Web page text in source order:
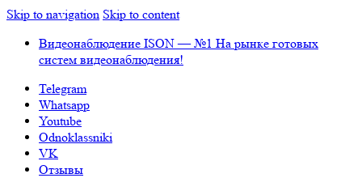
Skip to navigation Skip to content
Видеонаблюдение ISON — №1 На рынке готовых
систем видеонаблюдения!
Telegram
Whatsapp
Youtube
Odnoklassniki
VK
Отзывы